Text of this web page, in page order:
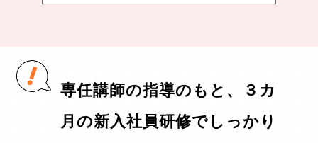
専任講師の指導のもと、３カ
月の新入社員研修でしっかり